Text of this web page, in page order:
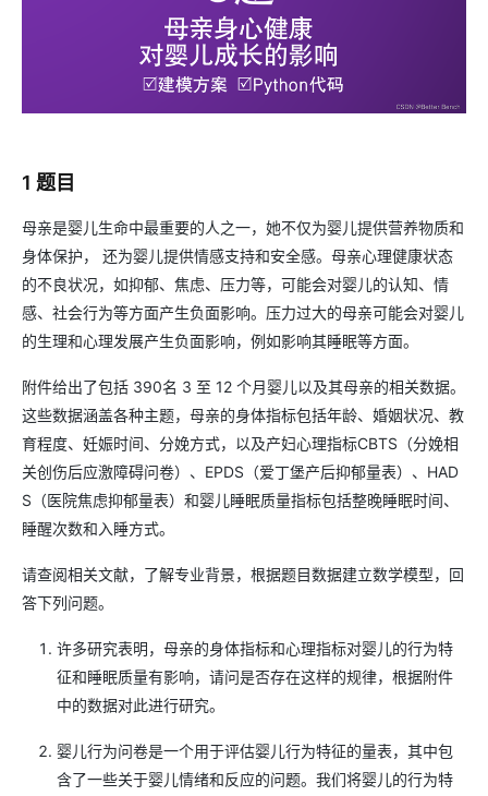
1 题目
母亲是婴儿生命中最重要的人之一，她不仅为婴儿提供营养物质和
身体保护， 还为婴儿提供情感支持和安全感。母亲心理健康状态
的不良状况，如抑郁、焦虑、压力等，可能会对婴儿的认知、情
感、社会行为等方面产生负面影响。压力过大的母亲可能会对婴儿
的生理和心理发展产生负面影响，例如影响其睡眠等方面。
附件给出了包括 390名 3 至 12 个月婴儿以及其母亲的相关数据。
这些数据涵盖各种主题，母亲的身体指标包括年龄、婚姻状况、教
育程度、妊娠时间、分娩方式，以及产妇心理指标CBTS（分娩相
关创伤后应激障碍问卷）、EPDS（爱丁堡产后抑郁量表）、HAD
S（医院焦虑抑郁量表）和婴儿睡眠质量指标包括整晚睡眠时间、
睡醒次数和入睡方式。
请查阅相关文献，了解专业背景，根据题目数据建立数学模型，回
答下列问题。
许多研究表明，母亲的身体指标和心理指标对婴儿的行为特
征和睡眠质量有影响，请问是否存在这样的规律，根据附件
中的数据对此进行研究。
婴儿行为问卷是一个用于评估婴儿行为特征的量表，其中包
含了一些关于婴儿情绪和反应的问题。我们将婴儿的行为特